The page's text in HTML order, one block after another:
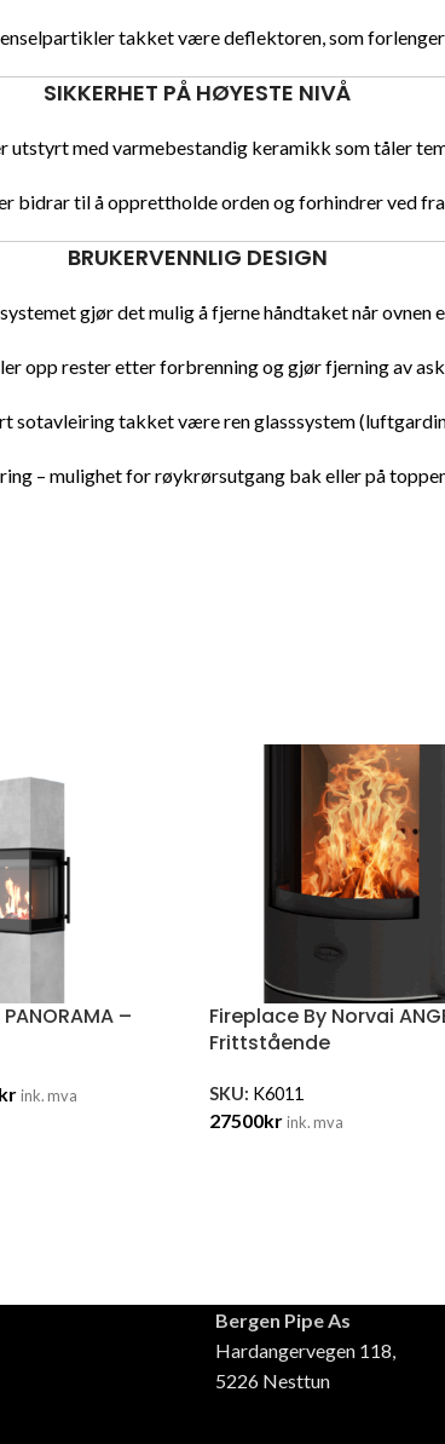
takket være deflektoren, som forlenger
SIKKERHET PÅ HØYESTE NIVÅ
utstyrt med varmebestandig keramikk som tåler
bidrar til å opprettholde orden og forhindrer ved fra
BRUKERVENNLIG DESIGN
gjør det mulig å fjerne håndtaket når ovnen
opp rester etter forbrenning og gjør fjerning av
sotavleiring takket være ren glasssystem
– mulighet for røykrørsutgang bak eller på
–
ink. mva
Fireplace By Norvai
Frittstående
SKU: K6011
27500krink. mva
Bergen Pipe As
Hardangervegen 118,
5226 Nesttun